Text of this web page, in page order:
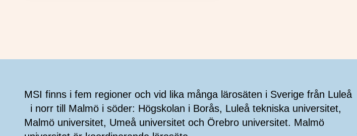
MSI finns i fem regioner och vid lika många lärosäten i Sverige från Luleå
i norr till Malmö i söder: Högskolan i Borås, Luleå tekniska universitet,
Malmö universitet, Umeå universitet och Örebro universitet. Malmö